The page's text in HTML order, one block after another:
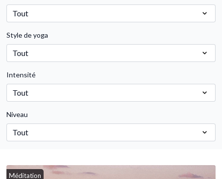
Style de yoga
Intensité
Niveau
Méditation